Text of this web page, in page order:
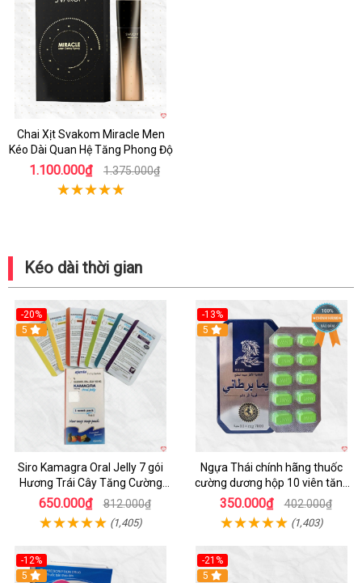
Chai Xịt Svakom Miracle Men
Kéo Dài Quan Hệ Tăng Phong Độ
1.100.000₫ 1.375.000₫
Kéo dài thời gian
-20%
5
Siro Kamagra Oral Jelly 7 gói
Hương Trái Cây Tăng Cường
Sinh Lý Nam
650.000₫ 812.000₫
(1,405)
-13%
Hot
5
Ngựa Thái chính hãng thuốc
cường dương hộp 10 viên tăng
sinh lực
350.000₫ 402.000₫
(1,403)
-12%
5
-21%
5